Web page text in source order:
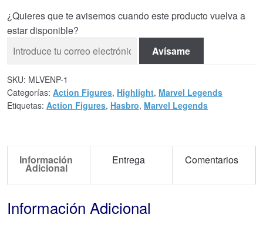
¿Quieres que te avisemos cuando este producto vuelva a
estar disponible?
Avísame
SKU: MLVENP-1
Categorías: Action Figures, Highlight, Marvel Legends
Etiquetas: Action Figures, Hasbro, Marvel Legends
Información
Adicional
Entrega Comentarios
Información Adicional